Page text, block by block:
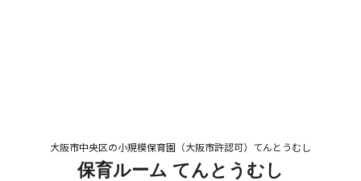
大阪市中央区の小規模保育園（大阪市許認可）てんとうむし
保育ルーム てんとうむし